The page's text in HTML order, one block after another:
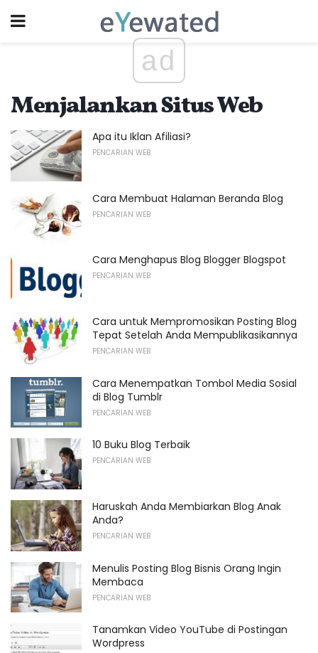
ad
Menjalankan Situs Web
Apa itu Iklan Afiliasi?
PENCARIAN WEB
Cara Membuat Halaman Beranda Blog
PENCARIAN WEB
Cara Menghapus Blog Blogger Blogspot
PENCARIAN WEB
Cara untuk Mempromosikan Posting Blog
Tepat Setelah Anda Mempublikasikannya
PENCARIAN WEB
Cara Menempatkan Tombol Media Sosial
di Blog Tumblr
PENCARIAN WEB
10 Buku Blog Terbaik
PENCARIAN WEB
Haruskah Anda Membiarkan Blog Anak
Anda?
PENCARIAN WEB
Menulis Posting Blog Bisnis Orang Ingin
Membaca
PENCARIAN WEB
Tanamkan Video YouTube di Postingan
Wordpress